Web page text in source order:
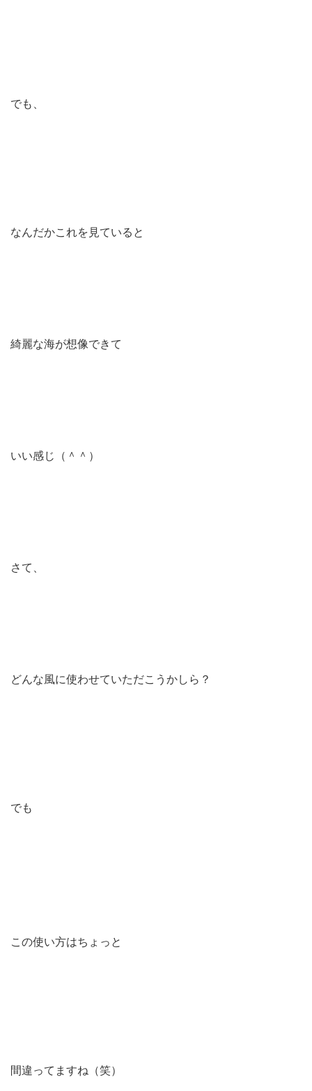
でも、
なんだかこれを見ていると
綺麗な海が想像できて
いい感じ（＾＾）
さて、
どんな風に使わせていただこうかしら？
でも
この使い方はちょっと
間違ってますね（笑）